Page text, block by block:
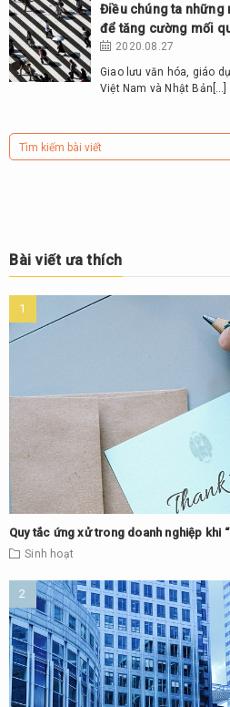
Điều chúng ta những
để tăng cường mối
2020.08.27
Giao lưu văn hóa, giáo
Việt Nam và Nhật Bản[…]
Bài viết ưa thích
Quy tắc ứng xử trong doanh nghiệp khi
Sinh hoạt